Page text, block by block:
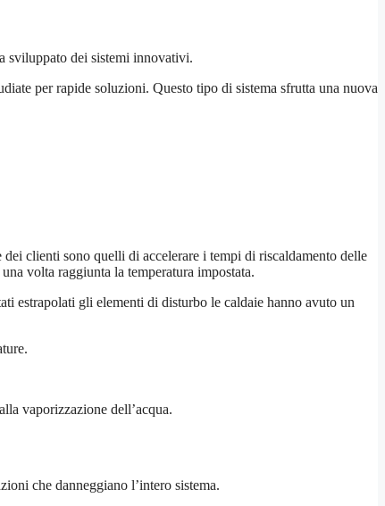
sviluppato dei sistemi innovativi.
per rapide soluzioni. Questo tipo di sistema sfrutta una nuova
clienti sono quelli di accelerare i tempi di riscaldamento delle
volta raggiunta la temperatura impostata.
estrapolati gli elementi di disturbo le caldaie hanno avuto un
vaporizzazione dell’acqua.
che danneggiano l’intero sistema.